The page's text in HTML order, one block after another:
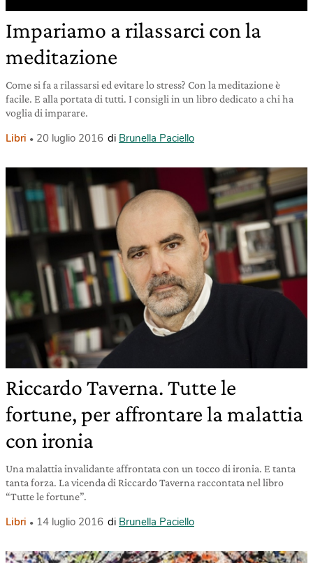
Impariamo a rilassarci con la
meditazione
Come si fa a rilassarsi ed evitare lo stress? Con la meditazione è
facile. E alla portata di tutti. I consigli in un libro dedicato a chi ha
voglia di imparare.
Libri 20 luglio 2016 di Brunella Paciello
Riccardo Taverna. Tutte le
fortune, per affrontare la malattia
con ironia
Una malattia invalidante affrontata con un tocco di ironia. E tanta
tanta forza. La vicenda di Riccardo Taverna raccontata nel libro
“Tutte le fortune”.
Libri 14 luglio 2016 di Brunella Paciello